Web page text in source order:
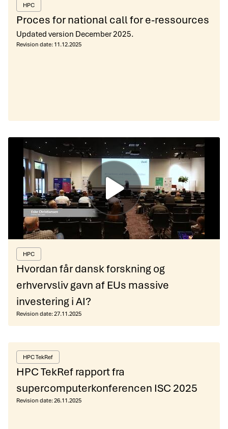
HPC
Proces for national call for e-ressources
Updated version December 2025.
Revision date: 11.12.2025
HPC
Hvordan får dansk forskning og
erhvervsliv gavn af EUs massive
investering i AI?
Revision date:27.11.2025
HPC TekRef
HPC TekRef rapport fra
supercomputerkonferencen ISC 2025
Revision date:26.11.2025